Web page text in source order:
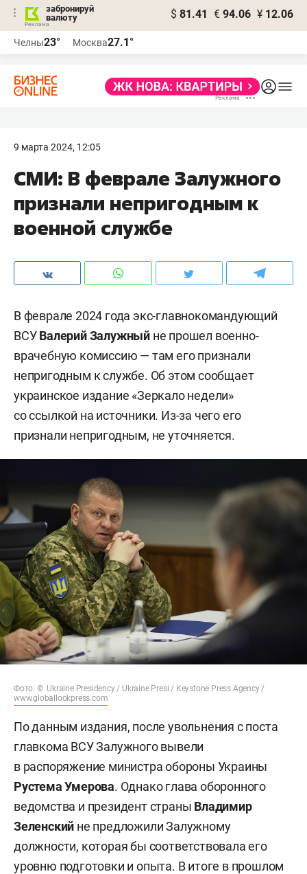
забронируй
валюту
$ 81.41 € 94.06 ¥ 12.06
Челны23° Москва27.1°
9 марта 2024, 12:05
СМИ: В феврале Залужного
признали непригодным к
военной службе
В феврале 2024 года экс-главнокомандующий
ВСУВалерий Залужный не прошел военно-
врачебную комиссию — там его признали
непригодным к службе. Об этом сообщает
украинское издание «Зеркало недели»
со ссылкой на источники. Из-за чего его
признали непригодным, не уточняется.
Фото: © Ukraine Presidency / Ukraine Presi / Keystone Press Agency /
www.globallookpress.com
По данным издания, после увольнения с поста
главкома ВСУ Залужного вывели
в распоряжение министра обороны Украины
Рустема Умерова. Однако глава оборонного
ведомства и президент страны Владимир
Зеленский не предложили Залужному
должности, которая бы соответствовала его
уровню подготовки и опыта. В итоге в прошлом